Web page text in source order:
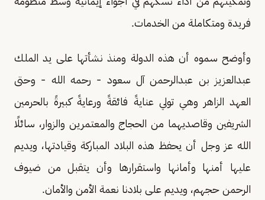
فريدة ومتكاملة من الخدمات.
وأوضح سموه أن هذه الدولة ومنذ نشأتها على يد الملك
عبدالعزيز بن عبدالرحمن آل سعود - رحمه الله - وحتى
العهد الزاهر وهي تولي عنايةً فائقةً ورعايةً كبيرةً بالحرمين
الشريفين وقاصديهما من الحجاج والمعتمرين والزوار، سائلًا
الله عز وجل أن يحفظ هذه البلاد المباركة وقيادتها، ويديم
عليها أمنها وأمانها واستقرارها وأن يتقبل من ضيوف
الرحمن حجهم، ويديم على بلادنا نعمة الأمن والأمان.